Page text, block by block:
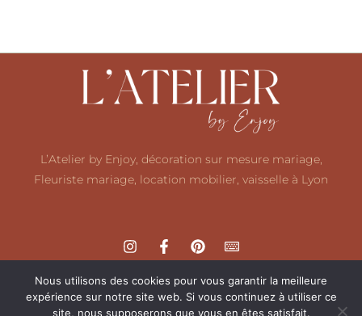
L’Atelier by Enjoy, décoration sur mesure mariage,
Fleuriste mariage, location mobilier, vaisselle à Lyon
Nous utilisons des cookies pour vous garantir la meilleure
expérience sur notre site web. Si vous continuez à utiliser ce
site, nous supposerons que vous en êtes satisfait.